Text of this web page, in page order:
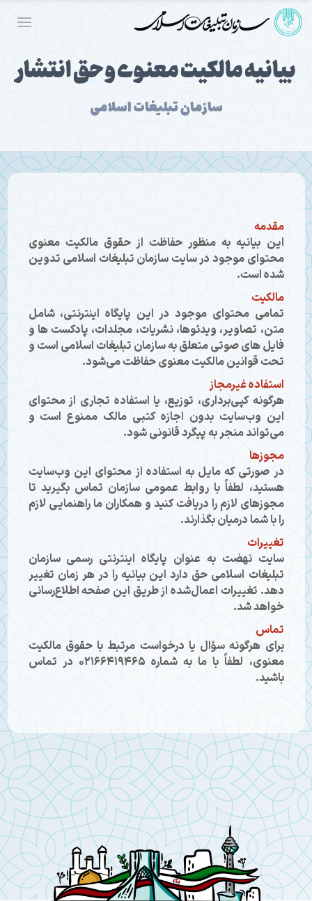
بیانیه مالکیت معنوی و حق انتشار
سازمان تبلیغات اسلامی
مقدمه
این بیانیه به منظور حفاظت از حقوق مالکیت معنوی
محتوای موجود در سایت سازمان تبلیغات اسلامی تدوین
شده است.
مالکیت
تمامی محتوای موجود در این پایگاه اینترنتی، شامل
متن، تصاویر، ویدئوها، نشریات، مجلدات، پادکست ها و
فایل های صوتی متعلق به سازمان تبلیغات اسلامی است و
تحت قوانین مالکیت معنوی حفاظت می‌شود.
استفاده غیرمجاز
هرگونه کپی‌برداری، توزیع، یا استفاده تجاری از محتوای
این وب‌سایت بدون اجازه کتبی مالک ممنوع است و
می‌تواند منجر به پیگرد قانونی شود.
مجوزها
در صورتی که مایل به استفاده از محتوای این وب‌سایت
هستید، لطفاً با روابط عمومی سازمان تماس بگیرید تا
مجوزهای لازم را دریافت کنید و همکاران ما راهنمایی لازم
را با شما درمیان بگذارند.
تغییرات
سایت نهضت به عنوان پایگاه اینترنتی رسمی سازمان
تبلیغات اسلامی حق دارد این بیانیه را در هر زمان تغییر
دهد. تغییرات اعمال‌شده از طریق این صفحه اطلاع‌رسانی
خواهد شد.
تماس
برای هرگونه سؤال یا درخواست مرتبط با حقوق مالکیت
معنوی، لطفاً با ما به شماره ۰۲۱۶۶۴۱۹۴۶۵ در تماس
باشید.